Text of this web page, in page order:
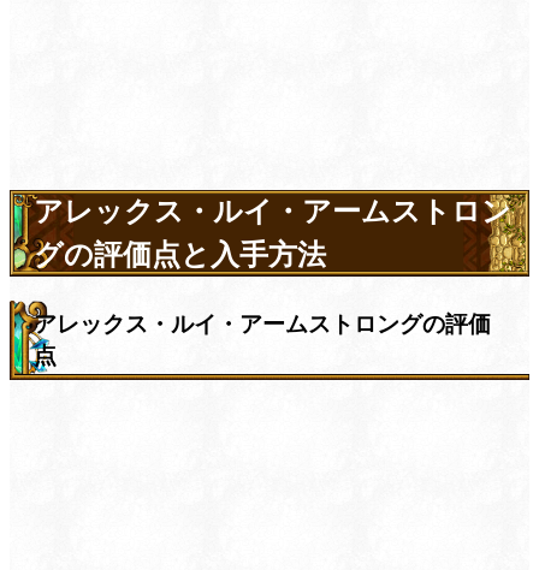
アレックス・ルイ・アームストロン
グの評価点と入手方法
アレックス・ルイ・アームストロングの評価
点